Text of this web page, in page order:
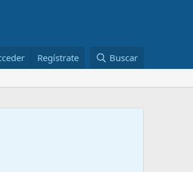
Regístrate Buscar